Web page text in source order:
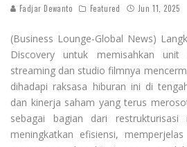
Fadjar Dewanto Featured Jun 11, 2025
(Business Lounge-Global News)
Discovery untuk memisahkan
streaming dan studio filmnya
dihadapi raksasa hiburan ini di
dan kinerja saham yang terus
sebagai bagian dari restrukturisasi
meningkatkan efisiensi,